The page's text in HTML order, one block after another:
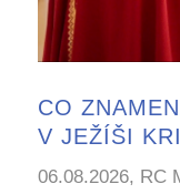
CO
V JEŽÍŠI
06.08.2026, RC